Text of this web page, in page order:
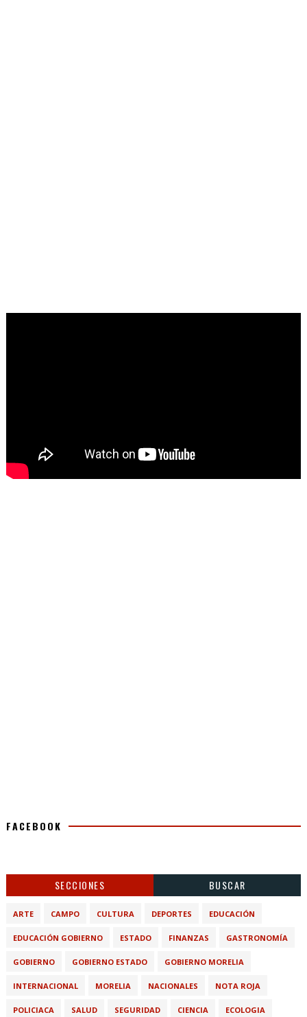
FACEBOOK
SECCIONES BUSCAR
ARTE CAMPO CULTURA DEPORTES EDUCACIÓN
EDUCACIÓN GOBIERNO ESTADO FINANZAS GASTRONOMÍA
GOBIERNO GOBIERNO ESTADO GOBIERNO MORELIA
INTERNACIONAL MORELIA NACIONALES NOTA ROJA
POLICIACA SALUD SEGURIDAD CIENCIA ECOLOGIA